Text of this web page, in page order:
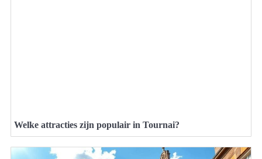
Welke attracties zijn populair in Tournai?